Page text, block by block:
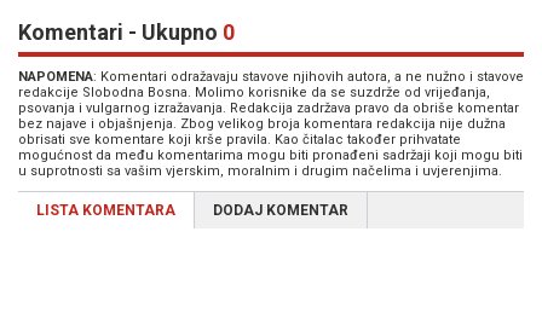
Komentari - Ukupno 0
NAPOMENA: Komentari odražavaju stavove njihovih autora, a ne nužno i stavove
redakcije Slobodna Bosna. Molimo korisnike da se suzdrže od vrijeđanja,
psovanja i vulgarnog izražavanja. Redakcija zadržava pravo da obriše komentar
bez najave i objašnjenja. Zbog velikog broja komentara redakcija nije dužna
obrisati sve komentare koji krše pravila. Kao čitalac također prihvatate
mogućnost da među komentarima mogu biti pronađeni sadržaji koji mogu biti
u suprotnosti sa vašim vjerskim, moralnim i drugim načelima i uvjerenjima.
LISTA KOMENTARA DODAJ KOMENTAR